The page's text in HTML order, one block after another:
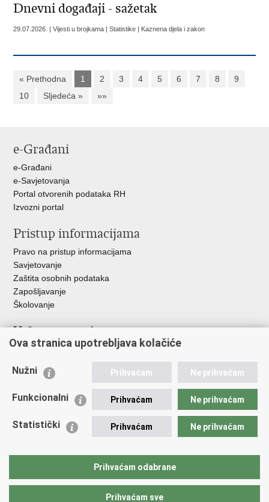
Dnevni događaji - sažetak
29.07.2026. | Vijesti u brojkama | Statistike | Kaznena djela i zakon
« Prethodna 1 2 3 4 5 6 7 8
9
10
Sljedeća » »»
e-Građani
e-Građani
e-Savjetovanja
Portal otvorenih podataka RH
Izvozni portal
Pristup informacijama
Pravo na pristup informacijama
Savjetovanje
Zaštita osobnih podataka
Zapošljavanje
Školovanje
Važne poveznice
Ministarstvo unutarnjih poslova
Udruge
Policijska akademija
Zaklada policijske solidarnosti
Vučetić"
Ova stranica upotrebljava kolačiće
Nužni Prihvaćam Ne prihvaćam
Funkcionalni Prihvaćam Ne prihvaćam
Statistički Prihvaćam Ne prihvaćam
Prihvaćam odabrane
Prihvaćam sve